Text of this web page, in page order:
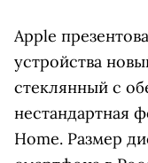
Apple
устройства
стеклянный с
нестандартная
Home. Размер